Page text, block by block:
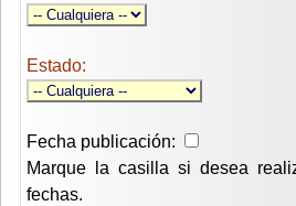
Estado:
Fecha publicación:
Marque la casilla si desea
fechas.